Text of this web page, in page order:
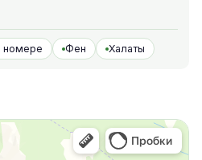
номере Фен Халаты